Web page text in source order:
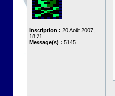
Inscription : 20 Août 2007,
18:21
Message(s) : 5145